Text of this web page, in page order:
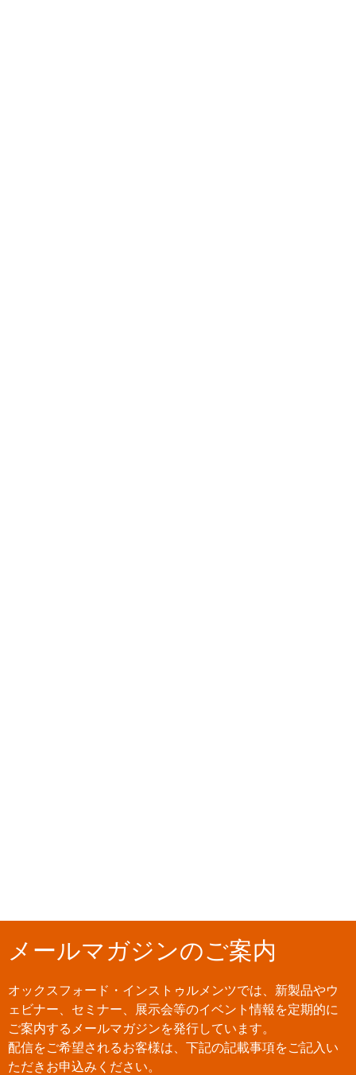
メールマガジンのご案内
オックスフォード・インストゥルメンツでは、新製品やウ
ェビナー、セミナー、展示会等のイベント情報を定期的に
ご案内するメールマガジンを発行しています。
配信をご希望されるお客様は、下記の記載事項をご記入い
ただきお申込みください。